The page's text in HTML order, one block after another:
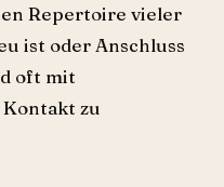
Repertoire vieler
ist oder Anschluss
oft mit
zu